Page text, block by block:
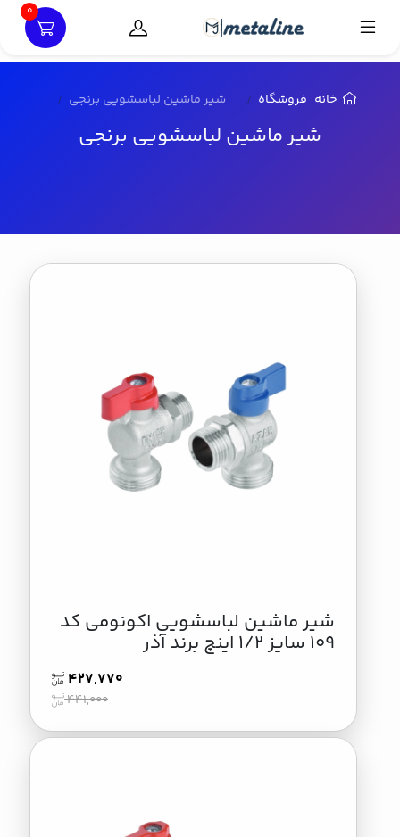
0
خانه فروشگاه شیر ماشین لباسشویی برنجی
شیر ماشین لباسشویی برنجی
شیر ماشین لباسشویی اکونومی کد
109 سایز 1/2 اینچ برند آذر
427,770
441,000